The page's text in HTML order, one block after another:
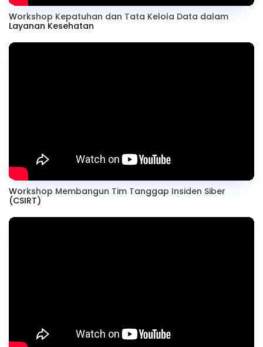
Workshop Kepatuhan dan Tata Kelola Data dalam
Layanan Kesehatan
Workshop Membangun Tim Tanggap Insiden Siber
(CSIRT)